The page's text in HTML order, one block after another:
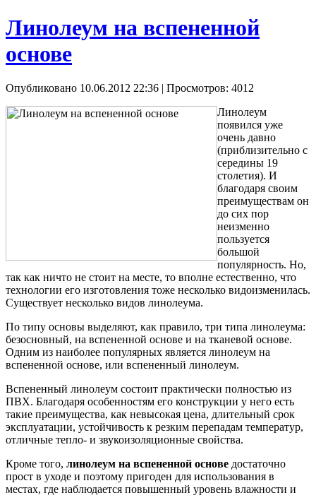
Линолеум на вспененной
основе
Опубликовано 10.06.2012 22:36 | Просмотров: 4012
Линолеум
появился уже
очень давно
(приблизительно с
середины 19
столетия). И
благодаря своим
преимуществам он
до сих пор
неизменно
пользуется
большой
популярность. Но,
так как ничто не стоит на месте, то вполне естественно, что
технологии его изготовления тоже несколько видоизменилась.
Существует несколько видов линолеума.
По типу основы выделяют, как правило, три типа линолеума:
безосновный, на вспененной основе и на тканевой основе.
Одним из наиболее популярных является линолеум на
вспененной основе, или вспененный линолеум.
Вспененный линолеум состоит практически полностью из
ПВХ. Благодаря особенностям его конструкции у него есть
такие преимущества, как невысокая цена, длительный срок
эксплуатации, устойчивость к резким перепадам температур,
отличные тепло- и звукоизоляционные свойства.
Кроме того, линолеум на вспененной основе достаточно
прост в уходе и поэтому пригоден для использования в
местах, где наблюдается повышенный уровень влажности и